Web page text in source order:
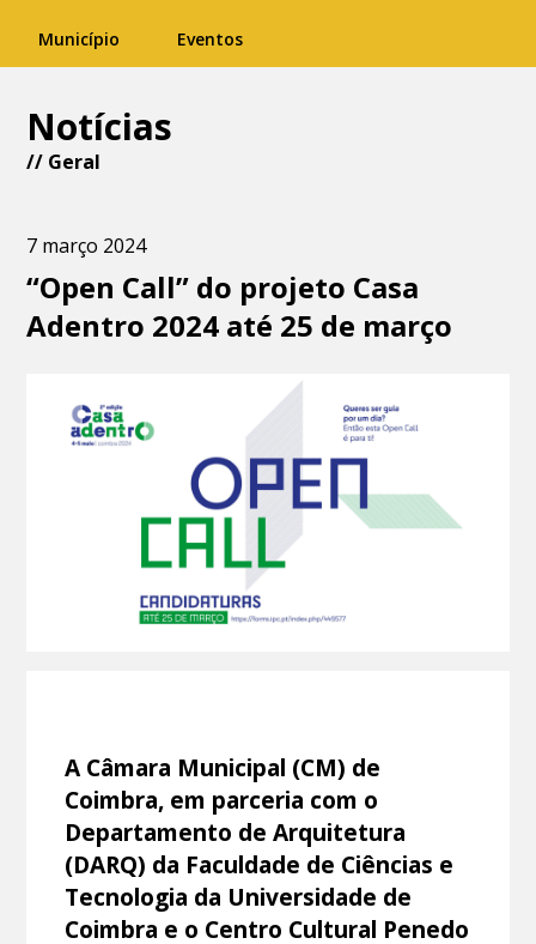
Município Eventos
Notícias
// Geral
7 março 2024
“Open Call” do projeto Casa
Adentro 2024 até 25 de março
A Câmara Municipal (CM) de
Coimbra, em parceria com o
Departamento de Arquitetura
(DARQ) da Faculdade de Ciências e
Tecnologia da Universidade de
Coimbra e o Centro Cultural Penedo